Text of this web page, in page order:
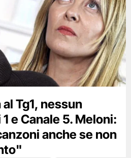
Tg1, nessun
e Canale 5. Meloni:
anche se non